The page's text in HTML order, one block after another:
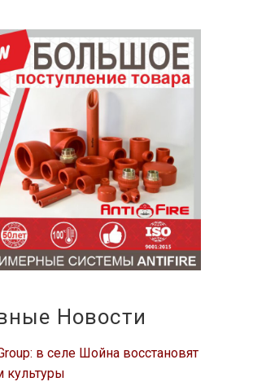
Новости
в селе Шойна восстановят
культуры